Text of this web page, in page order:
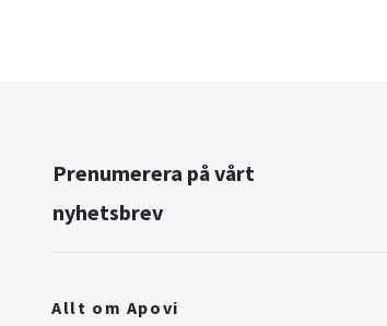
Prenumerera på vårt
nyhetsbrev
Allt om Apovi